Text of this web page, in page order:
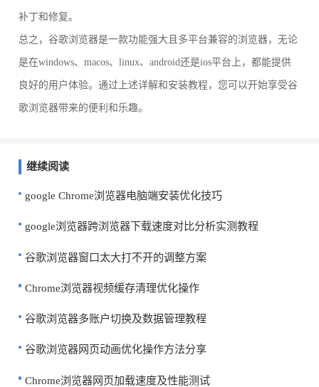
补丁和修复。
总之，谷歌浏览器是一款功能强大且多平台兼容的浏览器，无论
是在windows、macos、linux、android还是ios平台上，都能提供
良好的用户体验。通过上述详解和安装教程，您可以开始享受谷
歌浏览器带来的便利和乐趣。
继续阅读
google Chrome浏览器电脑端安装优化技巧
google浏览器跨浏览器下载速度对比分析实测教程
谷歌浏览器窗口太大打不开的调整方案
Chrome浏览器视频缓存清理优化操作
谷歌浏览器多账户切换及数据管理教程
谷歌浏览器网页动画优化操作方法分享
Chrome浏览器网页加载速度及性能测试